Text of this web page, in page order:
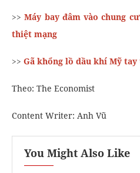
>>Máy bay đâm vào chung
thiệt mạng
>> Gã khổng lồ dầu khí Mỹ
Theo: The Economist
Content Writer: Anh Vũ
You Might Also Like